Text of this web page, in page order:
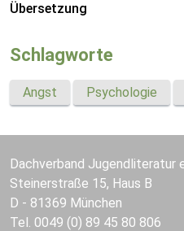
Übersetzung
Schlagworte
Angst Psychologie
Dachverband Jugendliteratur
Steinerstraße 15, Haus B
D - 81369 München
Tel. 0049 (0) 89 45 80 806